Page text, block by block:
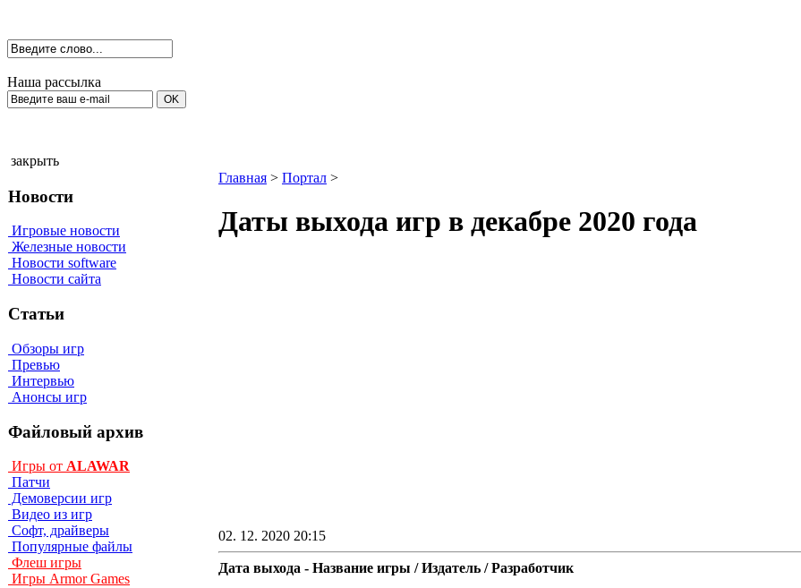
Наша рассылка
закрыть
Новости
Игровые новости
Железные новости
Новости software
Новости сайта
Статьи
Обзоры игр
Превью
Интервью
Анонсы игр
Файловый архив
Игры от ALAWAR
Патчи
Демоверсии игр
Видео из игр
Софт, драйверы
Популярные файлы
Флеш игры
Игры Armor Games
Главная > Портал >
Даты выхода игр в декабре 2020 года
02. 12. 2020 20:15
Дата выхода - Название игры / Издатель / Разработчик